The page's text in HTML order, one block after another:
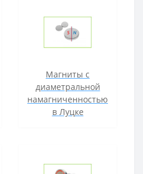
Магниты с
диаметральной
намагниченностью
в Луцке